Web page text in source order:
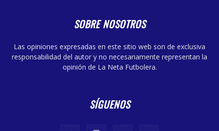
SOBRE NOSOTROS
Las opiniones expresadas en este sitio web son de exclusiva
responsabilidad del autor y no necesariamente representan la
opinión de La Neta Futbolera.
SÍGUENOS